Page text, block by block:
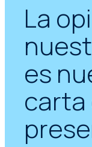
La
es
carta